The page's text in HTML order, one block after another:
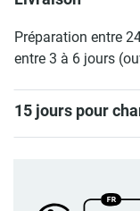
Préparation entre
entre 3 à 6 jours
15 jours pour